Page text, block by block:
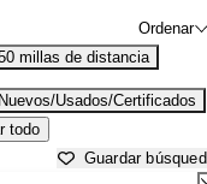
Ordenar
millas de distancia
Nuevos/Usados/Certificados
todo
Guardar